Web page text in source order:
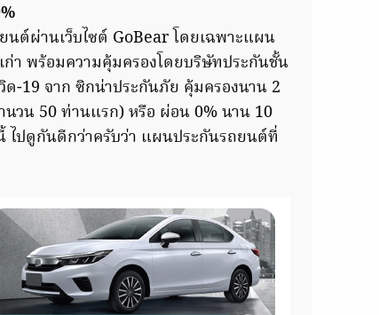
ต์ผ่านเว็บไซต์ GoBear โดยเฉพาะแผน
า พร้อมความคุ้มครองโดยบริษัทประกันชั้น
-19 จาก ซิกน่าประกันภัย คุ้มครองนาน 2
วน 50 ท่านแรก) หรือ ผ่อน 0% นาน 10
ไปดูกันดีกว่าครับว่า แผนประกันรถยนต์ที่